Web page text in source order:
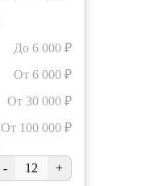
До 6 000 ₽
От 6 000 ₽
От 30 000 ₽
От 100 000 ₽
- +